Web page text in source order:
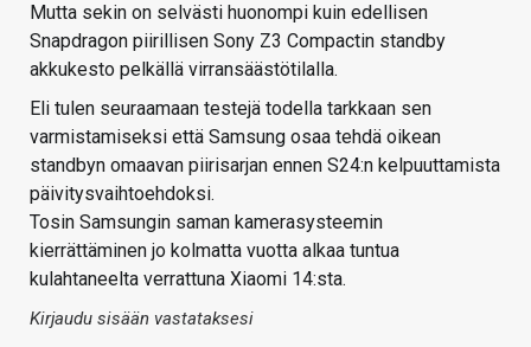
Mutta sekin on selvästi huonompi kuin edellisen
Snapdragon piirillisen Sony Z3 Compactin standby
akkukesto pelkällä virransäästötilalla.
Eli tulen seuraamaan testejä todella tarkkaan sen
varmistamiseksi että Samsung osaa tehdä oikean
standbyn omaavan piirisarjan ennen S24:n kelpuuttamista
päivitysvaihtoehdoksi.
Tosin Samsungin saman kamerasysteemin
kierrättäminen jo kolmatta vuotta alkaa tuntua
kulahtaneelta verrattuna Xiaomi 14:sta.
Kirjaudu sisään vastataksesi